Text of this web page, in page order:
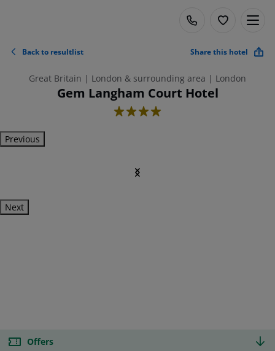
Back to resultlist Share this hotel
Great Britain | London & surrounding area | London
Gem Langham Court Hotel
4
Previous
Next
Offers